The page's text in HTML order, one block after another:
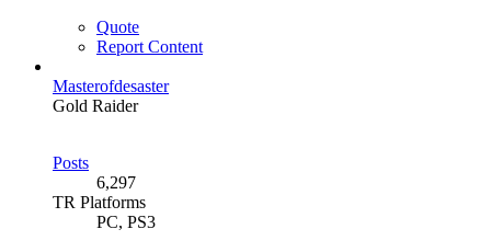
Quote
Report Content
Masterofdesaster
Gold Raider
Posts
6,297
TR Platforms
PC, PS3